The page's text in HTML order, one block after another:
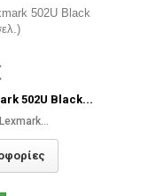
502U Black...